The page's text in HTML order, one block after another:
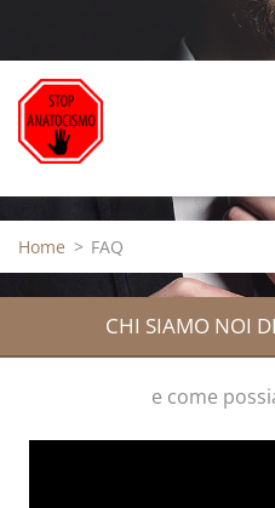
Home > FAQ
CHI SIAMO NOI
e come